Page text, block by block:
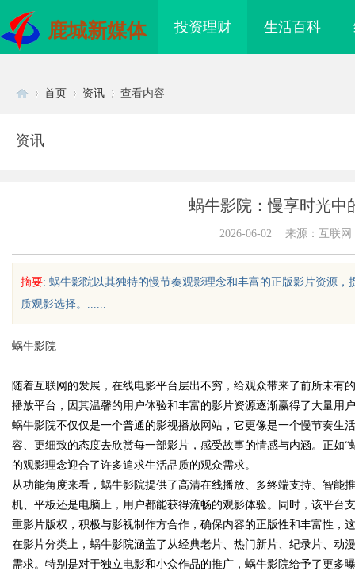
鹿城新媒体 投资理财 生活百科
uz
首页 资讯 查看内容
资讯
蜗牛影院：慢享时光中
2026-06-02 来源：互联网
摘要: 蜗牛影院以其独特的慢节奏观影理念和丰富的正版影片资源
质观影选择。......
蜗牛影院
随着互联网的发展，在线电影平台层出不穷，给观众带来了前所未有
播放平台，因其温馨的用户体验和丰富的影片资源逐渐赢得了大量用
蜗牛影院不仅仅是一个普通的影视播放网站，它更像是一个慢节奏生
容、更细致的态度去欣赏每一部影片，感受故事的情感与内涵。正如
的观影理念迎合了许多追求生活品质的观众需求。
从功能角度来看，蜗牛影院提供了高清在线播放、多终端支持、智能
机、平板还是电脑上，用户都能获得流畅的观影体验。同时，该平台
重影片版权，积极与影视制作方合作，确保内容的正版性和丰富性，
在影片分类上，蜗牛影院涵盖了从经典老片、热门新片、纪录片、动
需求。特别是对于独立电影和小众作品的推广，蜗牛影院给予了更多
？虫草品牌哪个性
哪个用户评价高？
草硬核实力
传统中小企业怎么靠GEO让AI
荐你？